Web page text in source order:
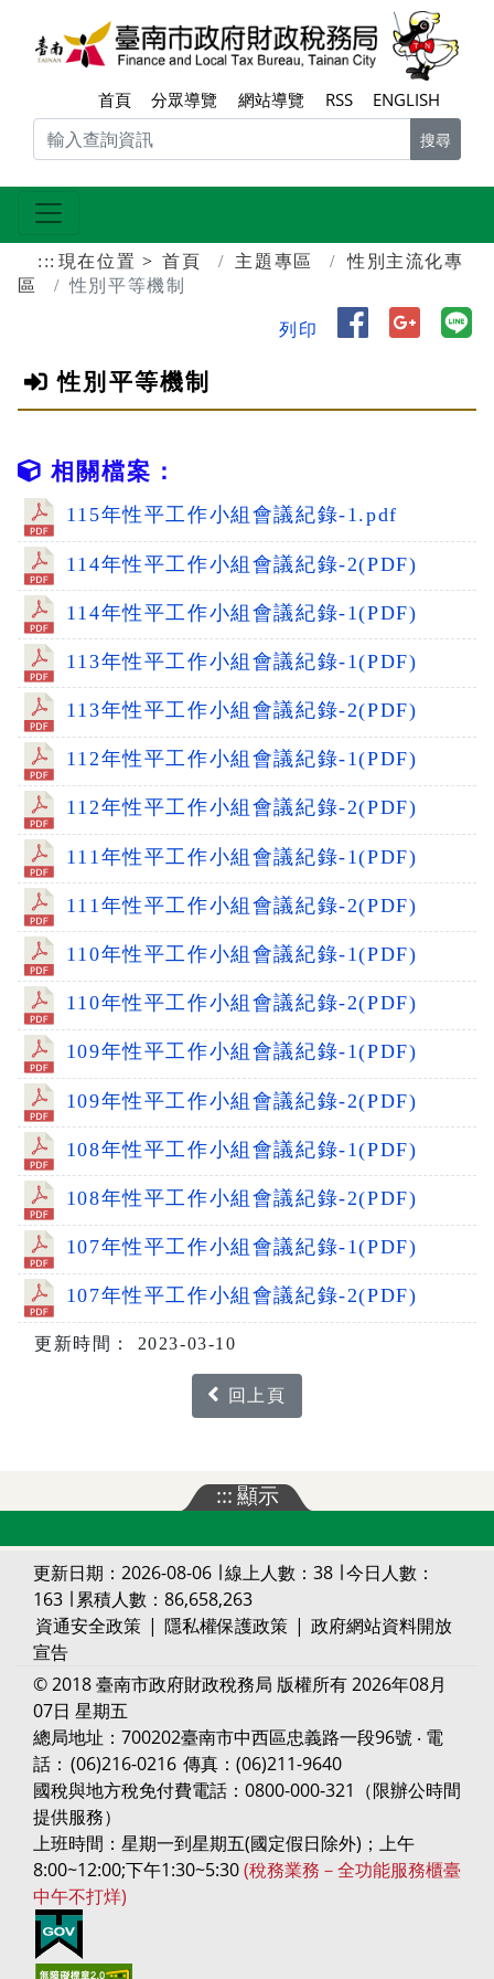
跳到主要內容區塊
首頁 分眾導覽 網站導覽 RSS ENGLISH
搜尋
::: 現在位置 首頁 主題專區
性別主流化專
區
性別平等機制
列印
分享到分享到
性別平等機制
相關檔案：
115年性平工作小組會議紀錄-1.pdf
114年性平工作小組會議紀錄-2(PDF)
114年性平工作小組會議紀錄-1(PDF)
113年性平工作小組會議紀錄-1(PDF)
113年性平工作小組會議紀錄-2(PDF)
112年性平工作小組會議紀錄-1(PDF)
112年性平工作小組會議紀錄-2(PDF)
111年性平工作小組會議紀錄-1(PDF)
111年性平工作小組會議紀錄-2(PDF)
110年性平工作小組會議紀錄-1(PDF)
110年性平工作小組會議紀錄-2(PDF)
109年性平工作小組會議紀錄-1(PDF)
109年性平工作小組會議紀錄-2(PDF)
108年性平工作小組會議紀錄-1(PDF)
108年性平工作小組會議紀錄-2(PDF)
107年性平工作小組會議紀錄-1(PDF)
107年性平工作小組會議紀錄-2(PDF)
更新時間： 2023-03-10
回上頁
:::顯示
更新日期：2026-08-06 ∣ 線上人數：38 ∣ 今日人數：
163 ∣ 累積人數：86,658,263
資通安全政策 | 隱私權保護政策 | 政府網站資料開放
宣告
© 2018 臺南市政府財政稅務局 版權所有 2026年08月
07日 星期五
總局地址：700202臺南市中西區忠義路一段96號 ‧ 電
話： (06)216-0216 傳真：(06)211-9640
國稅與地方稅免付費電話：0800-000-321（限辦公時間
提供服務）
上班時間：星期一到星期五(國定假日除外)；上午
8:00~12:00;下午1:30~5:30(稅務業務－全功能服務櫃臺
中午不打烊)